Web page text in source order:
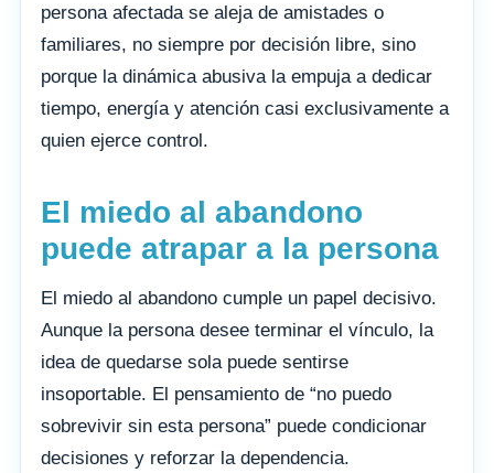
persona afectada se aleja de amistades o
familiares, no siempre por decisión libre, sino
porque la dinámica abusiva la empuja a dedicar
tiempo, energía y atención casi exclusivamente a
quien ejerce control.
El miedo al abandono
puede atrapar a la persona
El miedo al abandono cumple un papel decisivo.
Aunque la persona desee terminar el vínculo, la
idea de quedarse sola puede sentirse
insoportable. El pensamiento de “no puedo
sobrevivir sin esta persona” puede condicionar
decisiones y reforzar la dependencia.